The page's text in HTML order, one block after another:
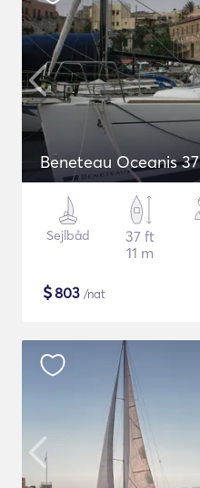
Beneteau Oceanis 37
Sejlbåd
37 ft
11 m
$803 /nat